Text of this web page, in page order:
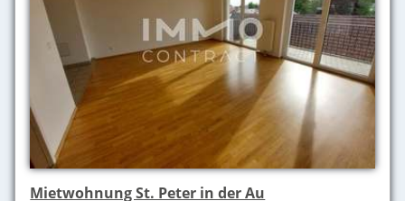
Mietwohnung St. Peter in der Au